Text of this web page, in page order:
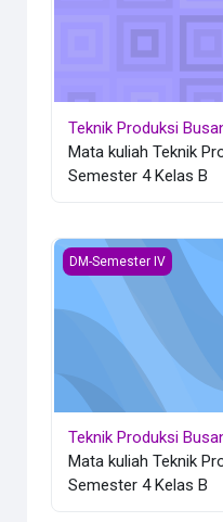
Teknik Produksi
Mata kuliah Teknik
Semester 4 Kelas B
Teknik Produksi
DM-Semester IV
Teknik Produksi
Mata kuliah Teknik
Semester 4 Kelas B